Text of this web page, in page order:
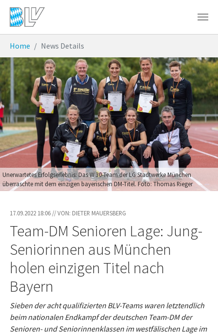
Zum Hauptinhalt springen
Home News Details
Unerwartetes Erfolgserlebnis: Das W 30-Team der LG Stadtwerke München
überraschte mit dem einzigen bayerischen DM-Titel. Foto: Thomas Rieger
17.09.2022 18:06 // VON: DIETER MAUERSBERG
Team-DM Senioren Lage: Jung-
Seniorinnen aus München
holen einzigen Titel nach
Bayern
Sieben der acht qualifizierten BLV-Teams waren letztendlich
beim nationalen Endkampf der deutschen Team-DM der
Senioren- und Seniorinnenklassen im westfälischen Lage im